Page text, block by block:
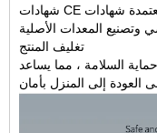
المعدات الأصلية
تغليف المنتج
السلامة ، مما يساعد